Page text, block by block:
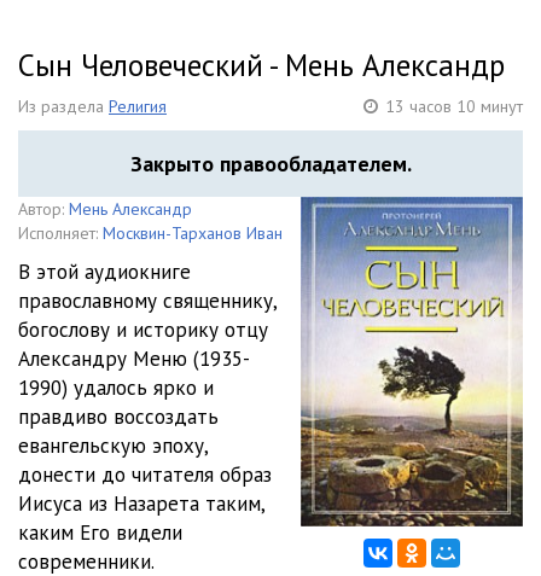
Сын Человеческий - Мень Александр
Из раздела Религия 13 часов 10 минут
Закрыто правообладателем.
Автор: Мень Александр
Исполняет: Москвин-Тарханов Иван
В этой аудиокниге
православному священнику,
богослову и историку отцу
Александру Меню (1935-
1990) удалось ярко и
правдиво воссоздать
евангельскую эпоху,
донести до читателя образ
Иисуса из Назарета таким,
каким Его видели
современники.